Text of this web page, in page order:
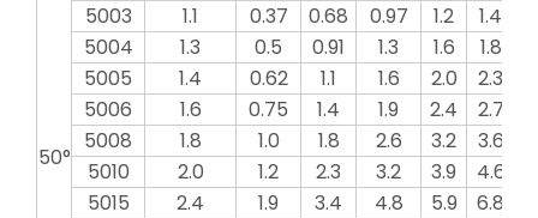
50°
5003
1.1 0.37 0.68 0.97 1.2 1.4
5004
1.3 0.5 0.91 1.3 1.6 1.8
5005
1.4 0.62 1.1 1.6 2.0 2.3
5006
1.6 0.75 1.4 1.9 2.4 2.7
5008
1.8 1.0 1.8 2.6 3.2 3.6
5010
2.0 1.2 2.3 3.2 3.9 4.6
5015
2.4 1.9 3.4 4.8 5.9 6.8